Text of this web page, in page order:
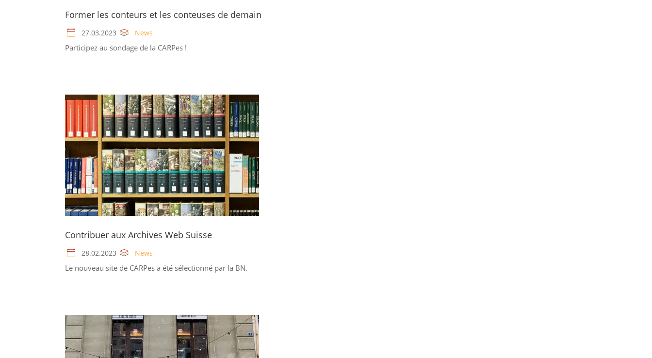
Former les conteurs et les conteuses de demain
27.03.2023 News
Participez au sondage de la CARPes !
Contribuer aux Archives Web Suisse
28.02.2023 News
Le nouveau site de CARPes a été sélectionné par la BN.